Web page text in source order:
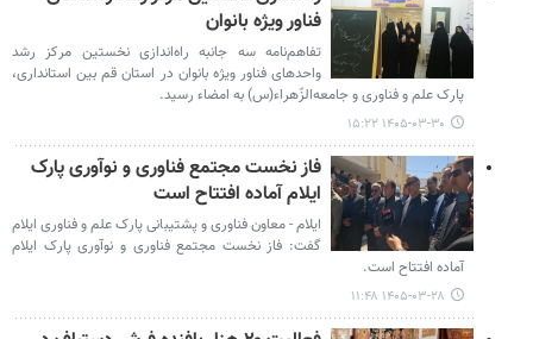
فناور ویژه بانوان
تفاهم‌نامه سه جانبه راه‌اندازی نخستین مرکز رشد
واحدهای فناور ویژه بانوان در استان قم بین استانداری،
پارک علم و فناوری و جامعه‌الزّهراء(س) به امضاء رسید.
۱۴۰۵-۰۳-۳۰ ۱۵:۲۲
فاز نخست مجتمع فناوری و نوآوری پارک
ایلام آماده افتتاح است
ایلام - معاون فناوری و پشتیبانی پارک علم و فناوری ایلام
گفت: فاز نخست مجتمع فناوری و نوآوری پارک ایلام
آماده افتتاح است.
۱۴۰۵-۰۳-۲۸ ۱۱:۴۸